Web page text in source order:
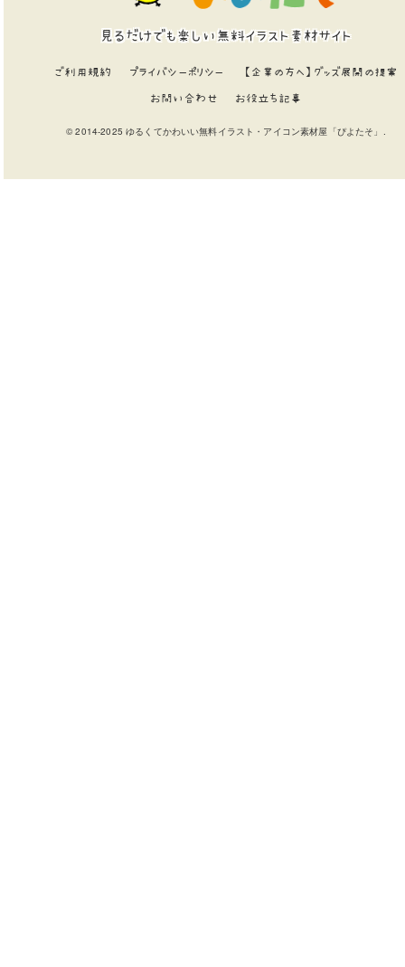
見るだけでも楽しい無料イラスト素材サイト
ご利用規約 プライバシーポリシー 【企業の方へ】グッズ展開の提案
お問い合わせ お役立ち記事
© 2014-2025 ゆるくてかわいい無料イラスト・アイコン素材屋「ぴよたそ」.